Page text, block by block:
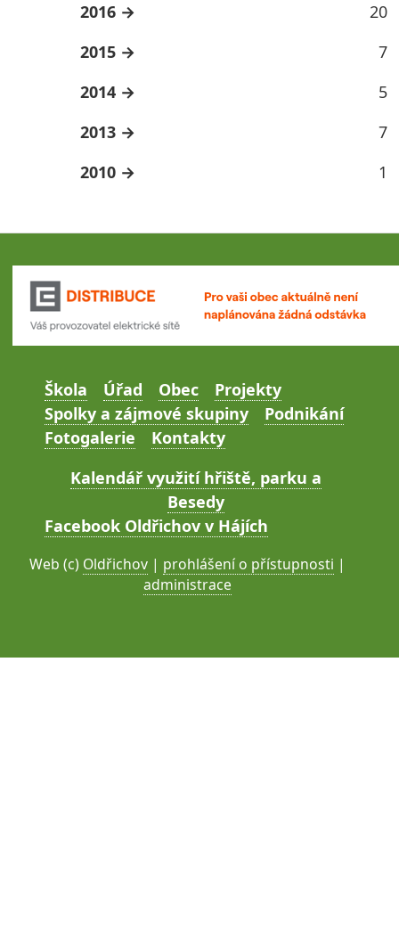
2016
20
2015
7
2014
5
2013
7
2010
1
Škola Úřad Obec
Projekty
Spolky a zájmové skupiny
Podnikání
Fotogalerie
Kontakty
Kalendář využití hřiště, parku a
Besedy
Facebook Oldřichov v Hájích
Web (c) Oldřichov | prohlášení o přístupnosti |
administrace